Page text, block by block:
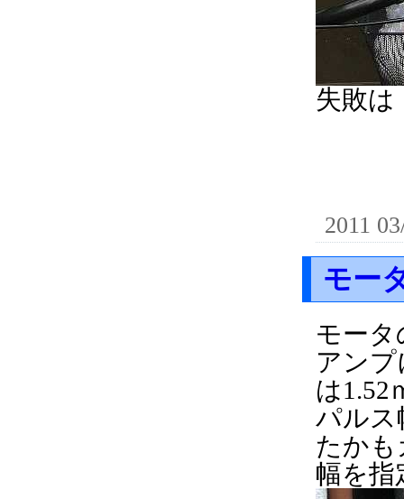
失敗
2011
モー
モータ
アン
は1.52
パルス
たか
幅を指